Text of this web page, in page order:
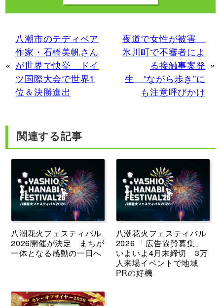
«
八潮市のテディベア
作家・石橋美帆さん
が世界で快挙 ドイ
ツ国際大会で世界1
位＆決勝進出
夜道で女性が被害
氷川町で不審者によ
る接触事案発
生 “ながら歩き”に
も注意呼びかけ
»
関連する記事
八潮花火フェスティバル
2026開催が決定 まちが
一体となる感動の一日へ
八潮花火フェスティバル
2026 「広告協賛募集」
いよいよ4月末締切 3万
人来場イベントで地域
PRの好機